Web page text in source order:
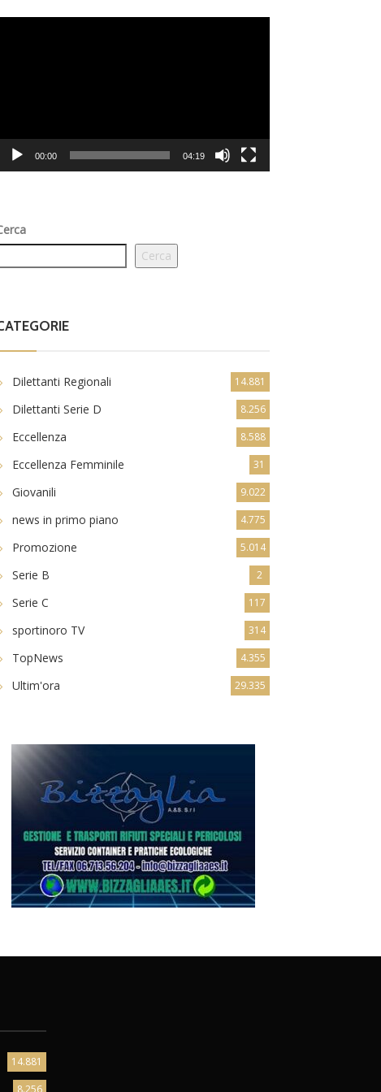
00:00 04:19
Cerca
Dilettanti Regionali 14.881
Dilettanti Serie D 8.256
Eccellenza 8.588
Eccellenza Femminile 31
Giovanili 9.022
news in primo piano 4.775
Promozione 5.014
Serie B 2
Serie C 117
sportinoro TV 314
TopNews 4.355
Ultim'ora 29.335
14.881
8.256